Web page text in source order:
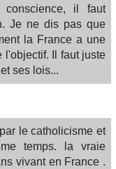
il faut
Je ne dis pas que
la France a une
l'objectif. Il faut juste
ses lois...
le catholicisme et
temps. la vraie
vivant en France .